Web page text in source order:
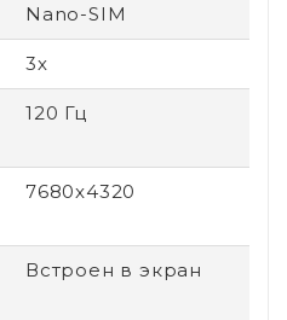
Nano-SIM
3х
120 Гц
7680x4320
Встроен в экран